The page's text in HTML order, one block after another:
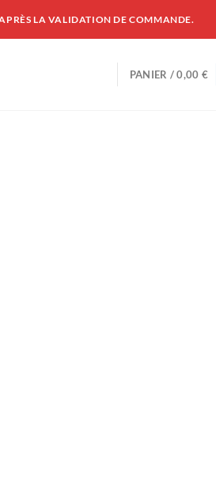
LA VALIDATION DE COMMANDE.
PANIER /0,00 €